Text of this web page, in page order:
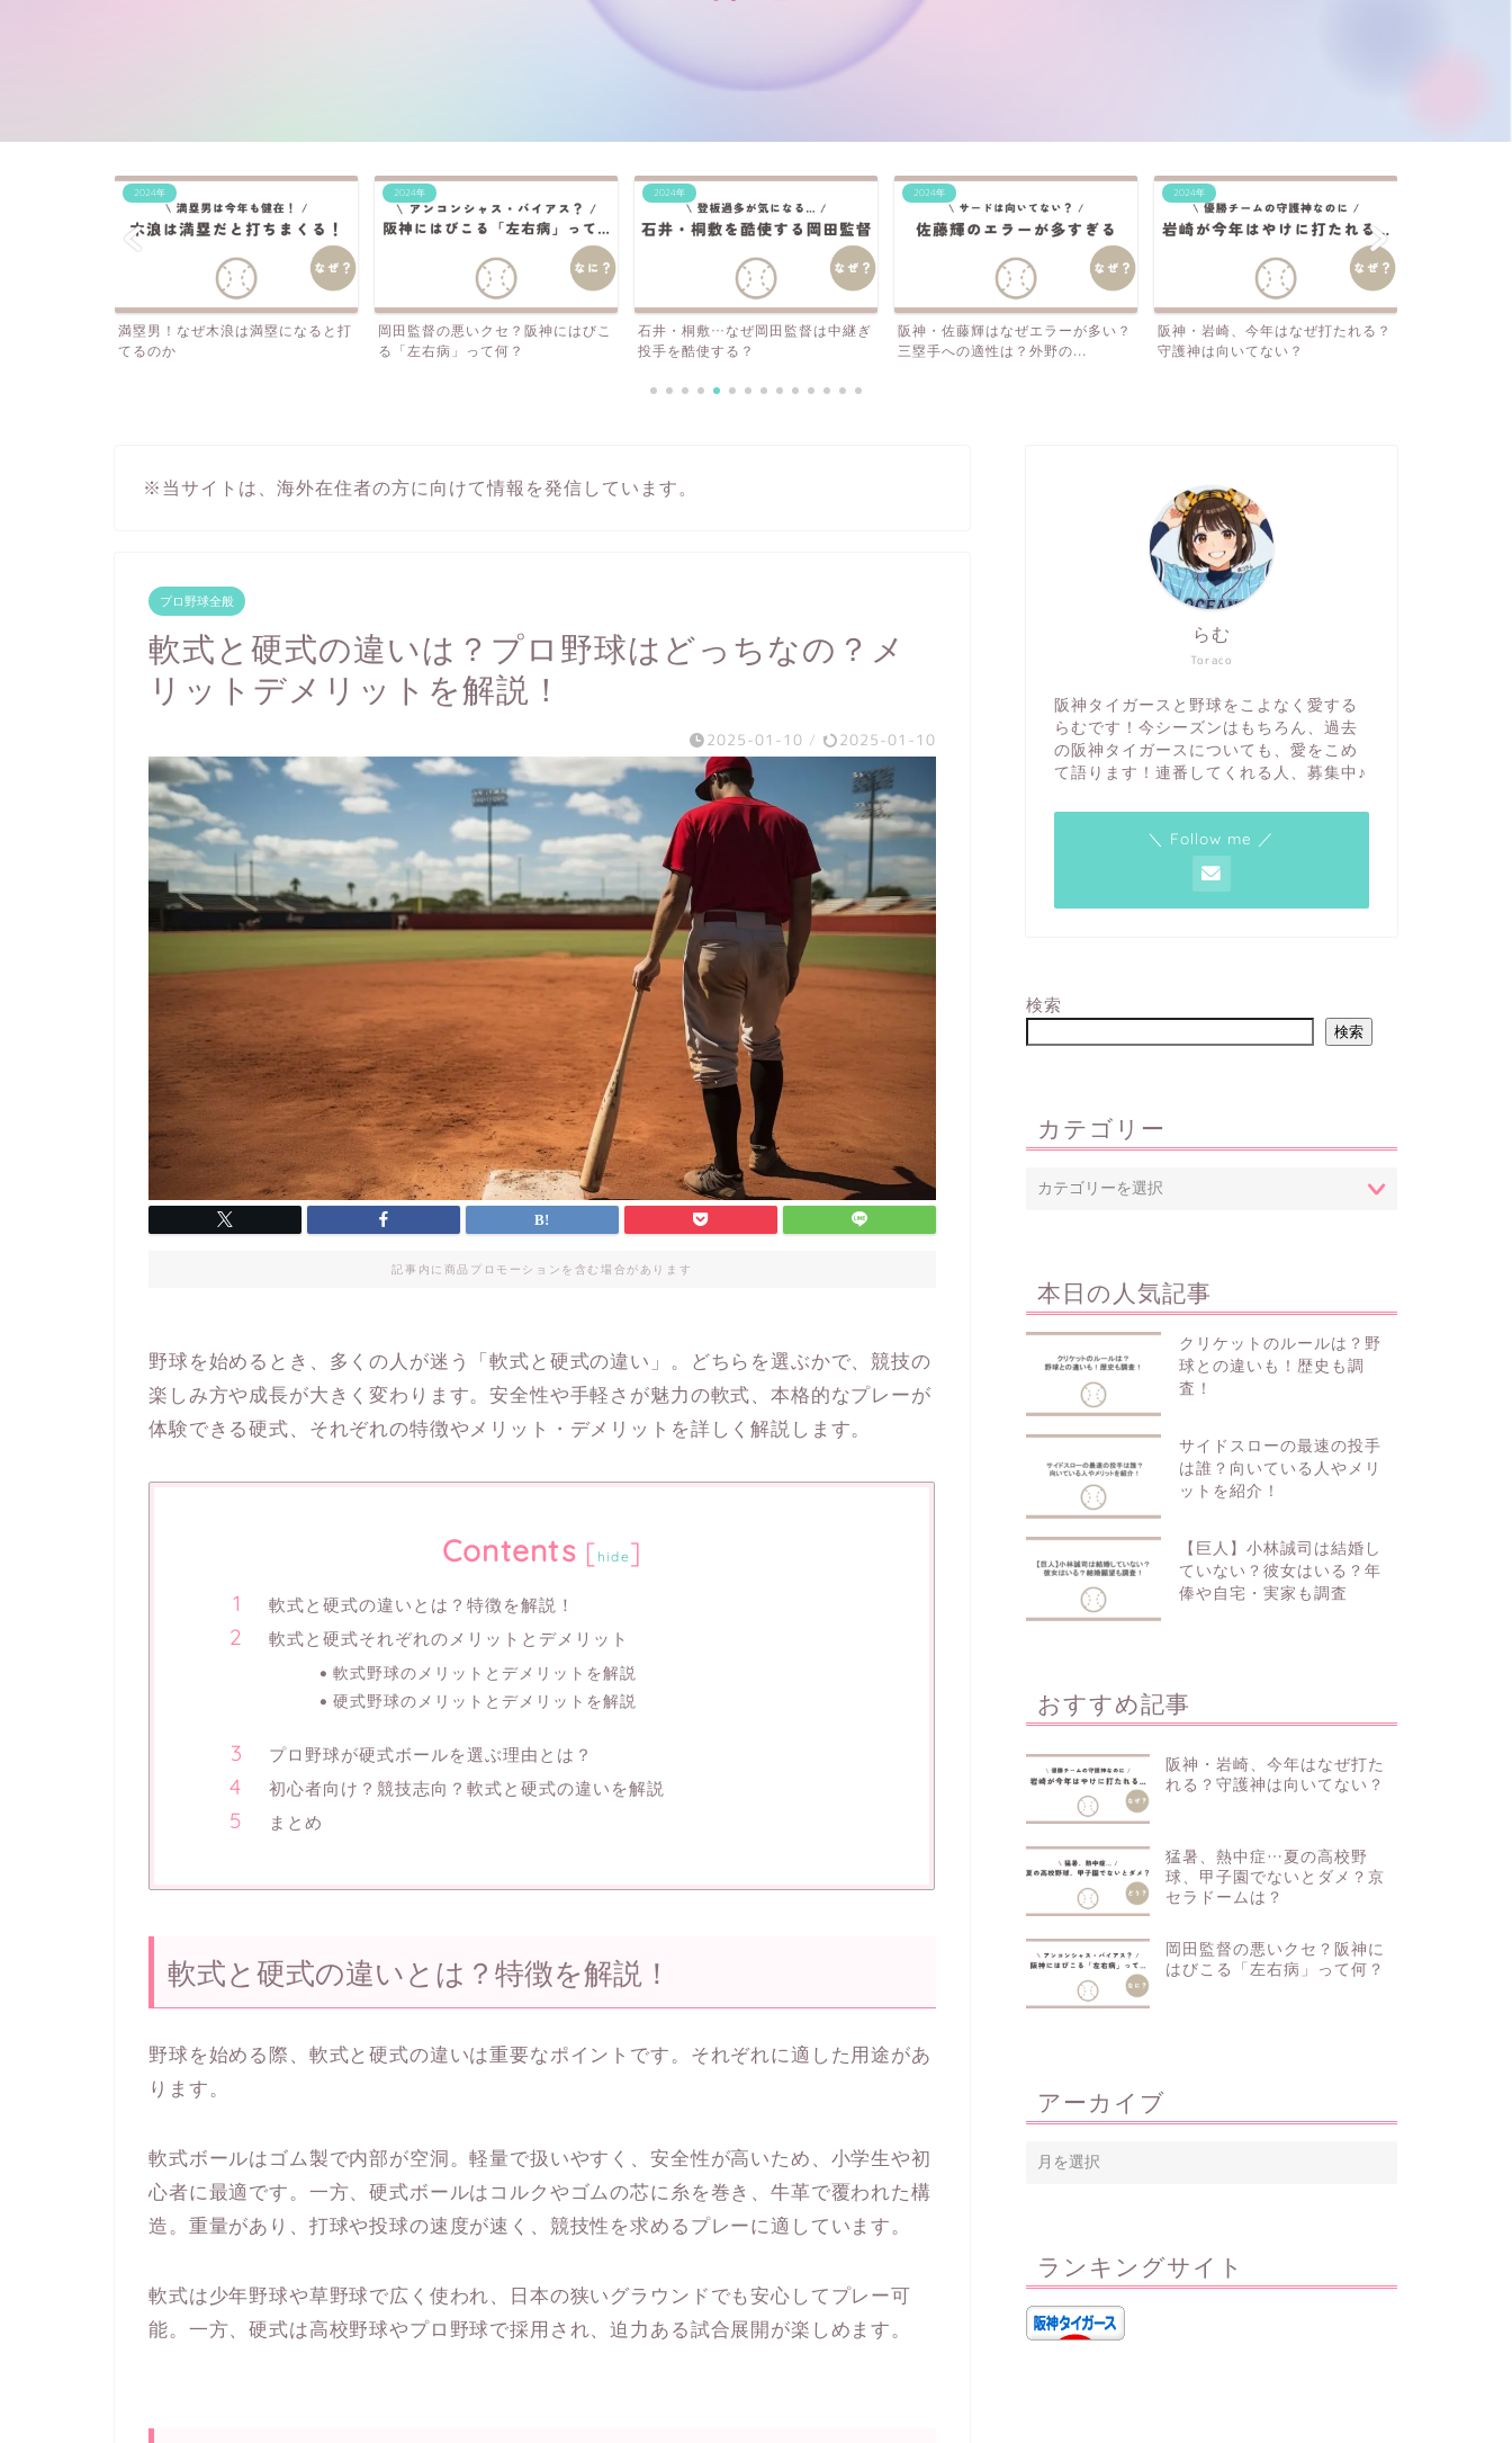
2024年
岡田監督の悪いクセ？阪神にはびこ
る「左右病」って何？
2024年
石井・桐敷…なぜ岡田監督は中継ぎ
投手を酷使する？
2024年
阪神・佐藤輝はなぜエラーが多い？
三塁手への適性は？外野の...
2024年
阪神・岩崎、今年はなぜ打たれる？
守護神は向いてない？
2024年
なぜ岡田監督の采配をマスコミは批
判しない？SNSは見てな...
※当サイトは、海外在住者の方に向けて情報を発信しています。
プロ野球全般
軟式と硬式の違いは？プロ野球はどっちなの？メ
リットデメリットを解説！
2025-01-10 / 2025-01-10
記事内に商品プロモーションを含む場合があります
野球を始めるとき、多くの人が迷う「軟式と硬式の違い」。どちらを選ぶかで、競技の
楽しみ方や成長が大きく変わります。安全性や手軽さが魅力の軟式、本格的なプレーが
体験できる硬式、それぞれの特徴やメリット・デメリットを詳しく解説します。
Contents [ hide ]
軟式と硬式の違いとは？特徴を解説！
軟式と硬式それぞれのメリットとデメリット
軟式野球のメリットとデメリットを解説
硬式野球のメリットとデメリットを解説
プロ野球が硬式ボールを選ぶ理由とは？
初心者向け？競技志向？軟式と硬式の違いを解説
まとめ
軟式と硬式の違いとは？特徴を解説！
野球を始める際、軟式と硬式の違いは重要なポイントです。それぞれに適した用途があ
ります。
軟式ボールはゴム製で内部が空洞。軽量で扱いやすく、安全性が高いため、小学生や初
心者に最適です。一方、硬式ボールはコルクやゴムの芯に糸を巻き、牛革で覆われた構
造。重量があり、打球や投球の速度が速く、競技性を求めるプレーに適しています。
軟式は少年野球や草野球で広く使われ、日本の狭いグラウンドでも安心してプレー可
能。一方、硬式は高校野球やプロ野球で採用され、迫力ある試合展開が楽しめます。
Toraco
らむ
阪神タイガースと野球をこよなく愛する
らむです！今シーズンはもちろん、過去
の阪神タイガースについても、愛をこめ
て語ります！連番してくれる人、募集中♪
＼ Follow me ／
検索
検索
カテゴリー
本日の人気記事
クリケットのルールは？野
球との違いも！歴史も調
査！
サイドスローの最速の投手
は誰？向いている人やメリ
ットを紹介！
【巨人】小林誠司は結婚し
ていない？彼女はいる？年
俸や自宅・実家も調査
おすすめ記事
阪神・岩崎、今年はなぜ打た
れる？守護神は向いてない？
猛暑、熱中症…夏の高校野
球、甲子園でないとダメ？京
セラドームは？
岡田監督の悪いクセ？阪神に
はびこる「左右病」って何？
アーカイブ
ランキングサイト